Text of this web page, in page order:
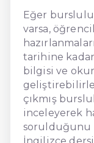
Eğer
varsa,
tarihine
bilgisi ve
çıkmış
inceleyerek
sorulduğunu